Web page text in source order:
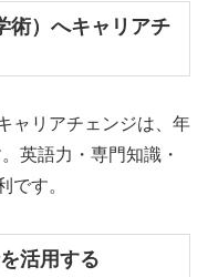
術）へキャリアチ
ャリアチェンジは、年
英語力・専門知識・
です。
活用する